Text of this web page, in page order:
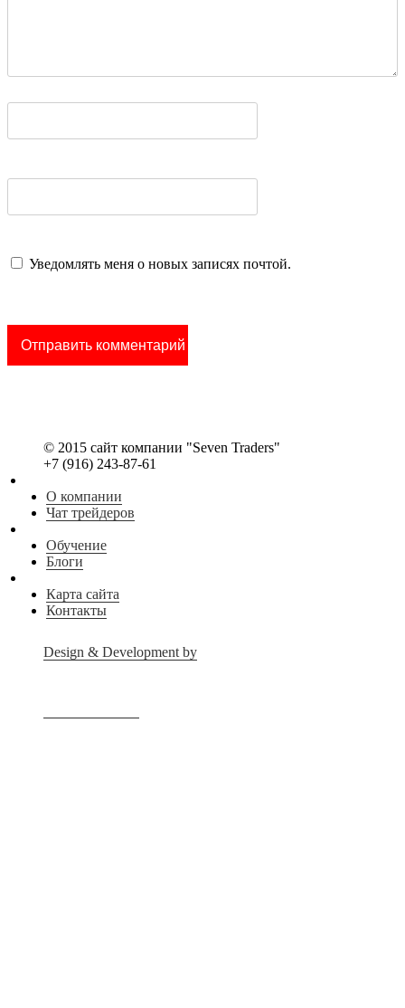
Уведомлять меня о новых записях почтой.
© 2015 сайт компании "Seven Traders"
+7 (916) 243-87-61
О компании
Чат трейдеров
Обучение
Блоги
Карта сайта
Контакты
Design & Development by